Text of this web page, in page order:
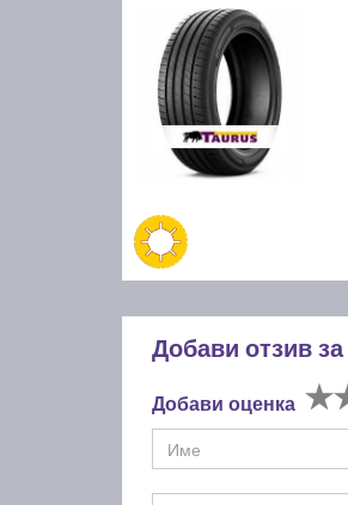
Добави отзив за
Добави оценка